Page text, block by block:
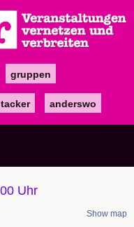
gruppen
anderswo
Uhr
Show map